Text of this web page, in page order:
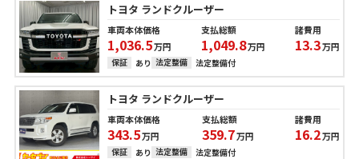
トヨタ ランドクルーザー
車両本体価格
1,036.5万円
支払総額
1,049.8万円
諸費用
13.3万円
保証 あり 法定整備 法定整備付
トヨタ ランドクルーザー
車両本体価格
343.5万円
支払総額
359.7万円
諸費用
16.2万円
保証 あり 法定整備 法定整備付